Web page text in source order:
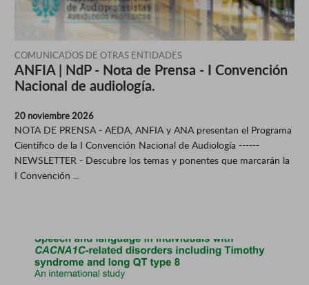
COMUNICADOS DE OTRAS ENTIDADES
ANFIA | NdP - Nota de Prensa - I Convención
Nacional de audiología.
20 noviembre 2026
NOTA DE PRENSA - AEDA, ANFIA y ANA presentan el Programa
Científico de la I Convención Nacional de Audiología ------
NEWSLETTER - Descubre los temas y ponentes que marcarán la
I Convención ...